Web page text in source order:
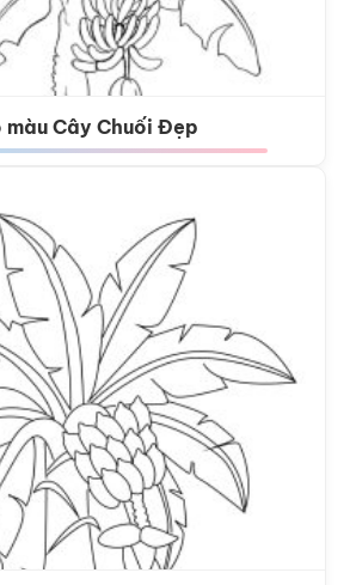
màu Cây Chuối Đẹp